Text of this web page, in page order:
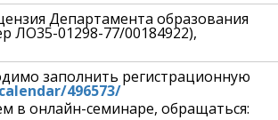
Департамента образования
ЛО35-01298-77/00184922),
заполнить регистрационную
496573/
в онлайн-семинаре, обращаться: